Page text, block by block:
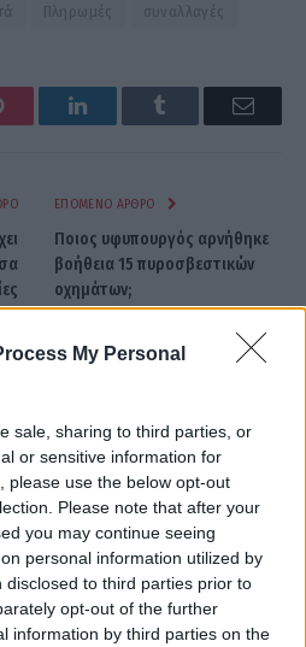
My Personal
sale, sharing to third parties, or
or sensitive information for
please use the below opt-out
Please note that after your
you may continue seeing
personal information utilized by
to third parties prior to
opt-out of the further
information by third parties on the
Πληρωμές συναλλαγές
LinkedInTumblr Email
ΕΠΌΜΕΝΟ ΆΡΘΡΟ
Ποιος υφυπουργός αρνήθηκε
βοήθεια 15 πυροσβεστικών
οχημάτων;
Παπαγεωργίου